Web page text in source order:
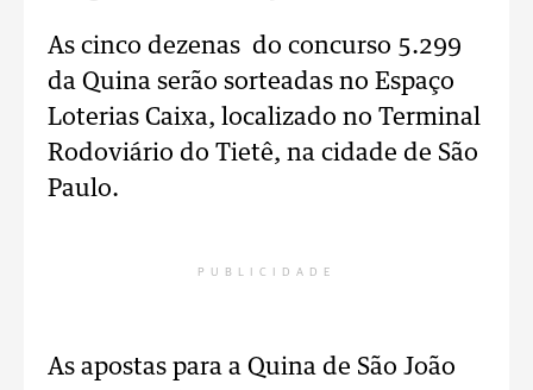
As cinco dezenas do concurso 5.299
da Quina serão sorteadas no Espaço
Loterias Caixa, localizado no Terminal
Rodoviário do Tietê, na cidade de São
Paulo.
PUBLICIDADE
As apostas para a Quina de São João